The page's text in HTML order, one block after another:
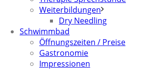
Weiterbildungen
Dry Needling
Schwimmbad
Öffnungszeiten / Preise
Gastronomie
Impressionen